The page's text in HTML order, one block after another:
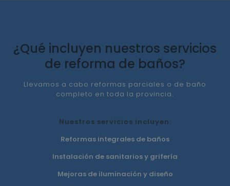
¿Qué incluyen nuestros servicios
de reforma de baños?
Llevamos a cabo reformas parciales o de baño
completo en toda la provincia.
Nuestros servicios incluyen:
Reformas integrales de baños
Instalación de sanitarios y grifería
Mejoras de iluminación y diseño